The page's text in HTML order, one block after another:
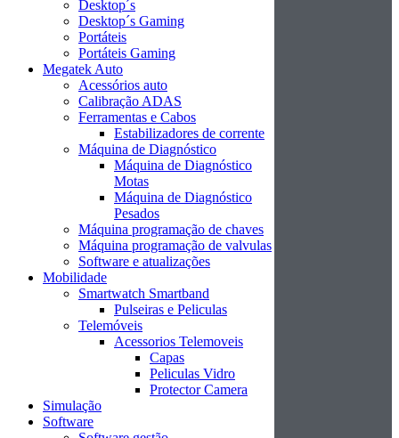
Desktop´s
Desktop´s Gaming
Portáteis
Portáteis Gaming
Megatek Auto
Acessórios auto
Calibração ADAS
Ferramentas e Cabos
Estabilizadores de corrente
Máquina de Diagnóstico
Máquina de Diagnóstico
Motas
Máquina de Diagnóstico
Pesados
Máquina programação de chaves
Máquina programação de valvulas
Software e atualizações
Mobilidade
Smartwatch Smartband
Pulseiras e Peliculas
Telemóveis
Acessorios Telemoveis
Capas
Peliculas Vidro
Protector Camera
Simulação
Software